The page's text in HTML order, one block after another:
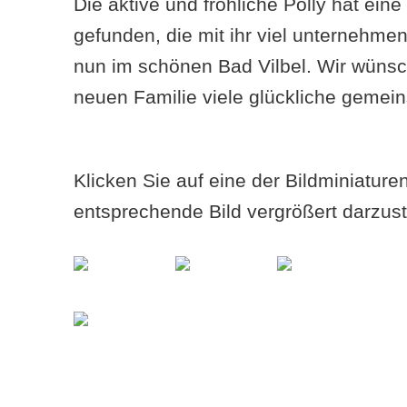
gefunden, die mit ihr viel
nun im schönen Bad Vilbel. Wir
neuen Familie viele glückliche
Klicken Sie auf eine der
entsprechende Bild vergrößert